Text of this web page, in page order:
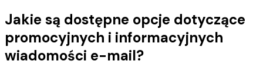
Jakie są dostępne opcje dotyczące
promocyjnych i informacyjnych
wiadomości e-mail?